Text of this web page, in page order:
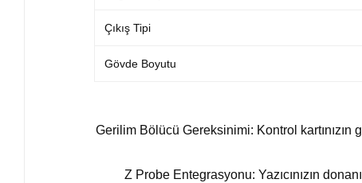
Çıkış Tipi
Gövde Boyutu
Gerilim Bölücü Gereksinimi: Kontrol
Z Probe Entegrasyonu: Yazıcınızın